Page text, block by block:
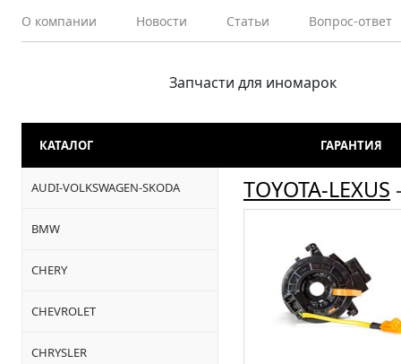
О компании Новости Статьи Вопрос-ответ
Запчасти для иномарок
КАТАЛОГ ГАРАНТИЯ
AUDI-VOLKSWAGEN-SKODA
BMW
CHERY
CHEVROLET
CHRYSLER
TOYOTA-LEXUS